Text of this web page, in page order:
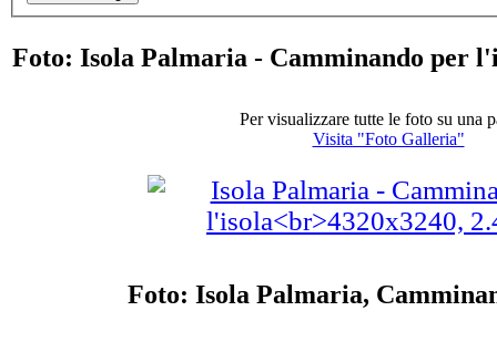
Foto: Isola Palmaria - Camminando per
Per visualizzare tutte le foto su una
Visita "Foto Galleria"
Foto: Isola Palmaria,